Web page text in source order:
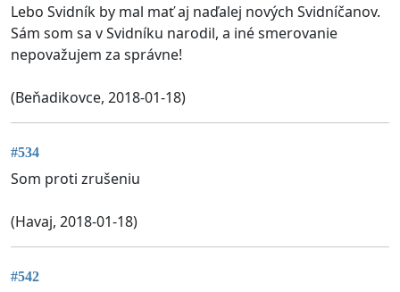
Lebo Svidník by mal mať aj naďalej nových Svidníčanov.
Sám som sa v Svidníku narodil, a iné smerovanie
nepovažujem za správne!
(Beňadikovce, 2018-01-18)
#534
Som proti zrušeniu
(Havaj, 2018-01-18)
#542